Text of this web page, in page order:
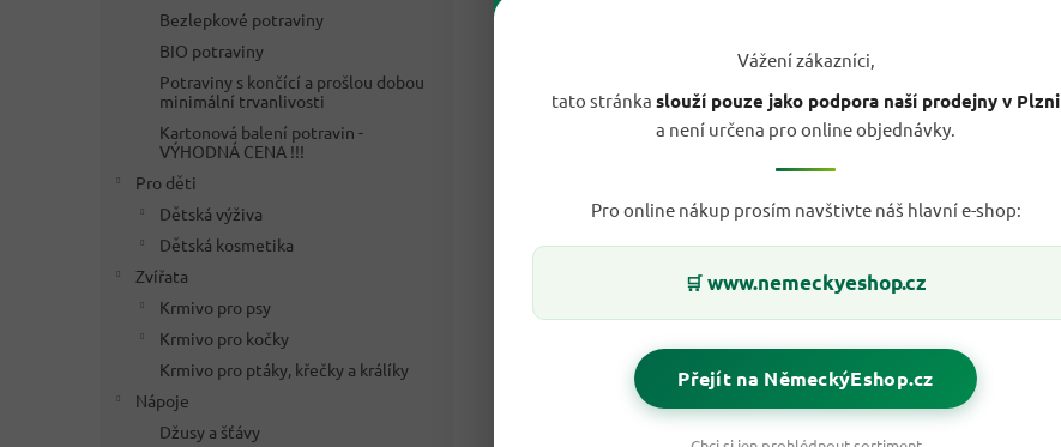
Vážení zákazníci,
tato stránka slouží pouze jako podpora naší prodejny v Plzni
a není určena pro online objednávky.
Pro online nákup prosím navštivte náš hlavní e-shop:
🛒 www.nemeckyeshop.cz
Přejít na NěmeckýEshop.cz
Bezlepkové potraviny
BIO potraviny
Potraviny s končící a prošlou dobou
minimální trvanlivosti
Kartonová balení potravin -
VÝHODNÁ CENA !!!
Pro děti
Dětská výživa
Dětská kosmetika
Zvířata
Krmivo pro psy
Krmivo pro kočky
Krmivo pro ptáky, křečky a králíky
Nápoje
Džusy a šťávy